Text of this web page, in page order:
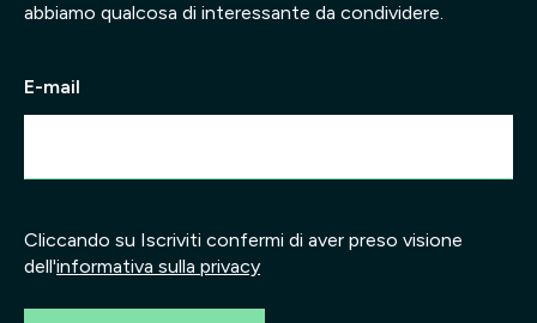
abbiamo qualcosa di interessante da condividere.
E-mail
Cliccando su Iscriviti confermi di aver preso visione
dell'informativa sulla privacy